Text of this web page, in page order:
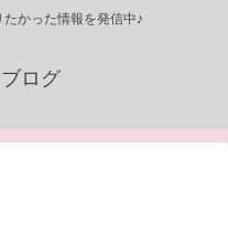
かった情報を発信中♪
ログ